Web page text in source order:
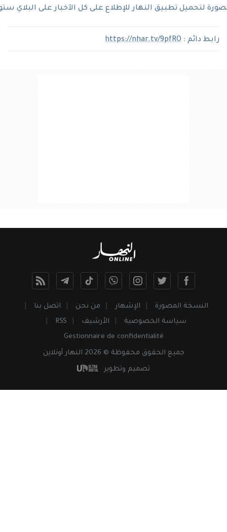
لتحميل تطبيق النهار للإطلاع على كل الآخبار على البلاي
رابط دائم : https://nhar.tv/9pfRO
النسخة المصورة الإشهار من نحن
اتصل بنا
سياسة الخصوصية
الأرشيف
RSS
Gestionnaire de confidentialité
جميع الحقوق محفوظة © 2026 النهار أونلاين
تصميم وتطوير